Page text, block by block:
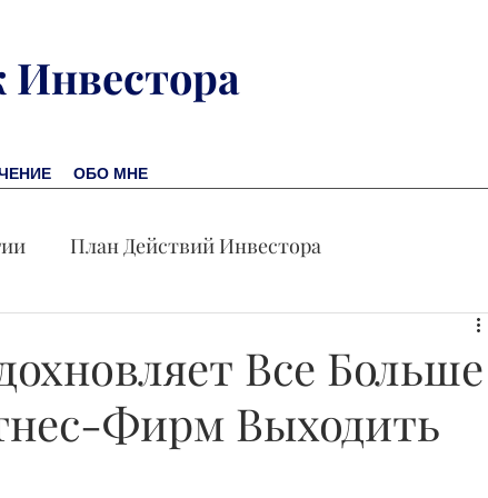
ОБО МНЕ
План Действий Инвестора
Промышленность
дня
Все Больше
Фирм Выходить